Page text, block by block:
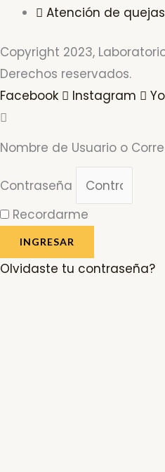
Atención de
Copyright 2023,
Derechos reservados.
Facebook
Instagram
Nombre de Usuario o
Contraseña
Recordarme
INGRESAR
Olvidaste tu contraseña?